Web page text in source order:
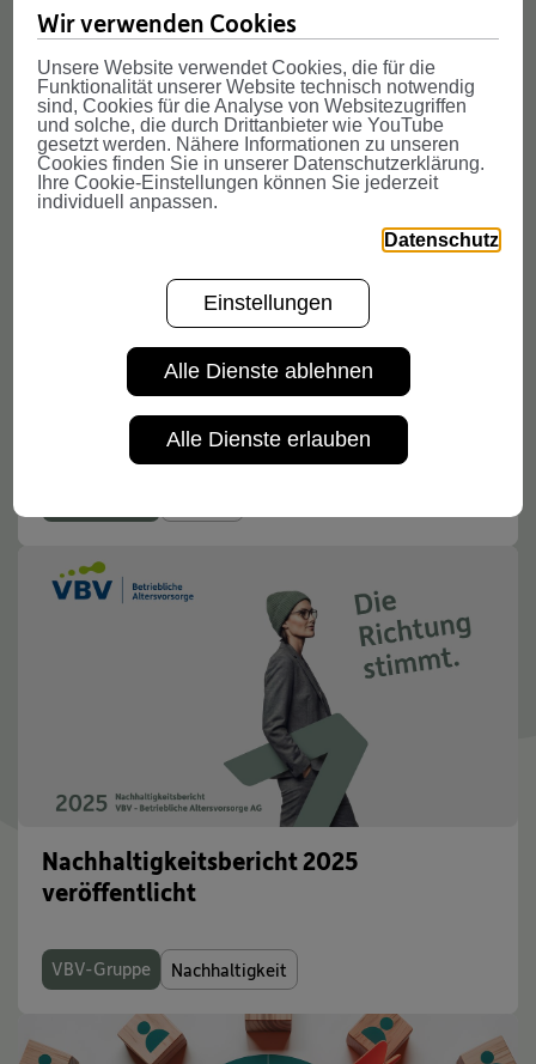
Weitere News
Information Security ist Teamsport
Nachhaltigkeitsbericht 2025
veröffentlicht
VBV-Gruppe Nachhaltigkeit
Wir verwenden Cookies
Unsere Website verwendet Cookies, die für die
Funktionalität unserer Website technisch notwendig
sind, Cookies für die Analyse von Websitezugriffen
und solche, die durch Drittanbieter wie YouTube
gesetzt werden. Nähere Informationen zu unseren
Cookies finden Sie in unserer Datenschutzerklärung.
Ihre Cookie-Einstellungen können Sie jederzeit
individuell anpassen.
Datenschutz
Einstellungen
Alle Dienste ablehnen
Alle Dienste erlauben